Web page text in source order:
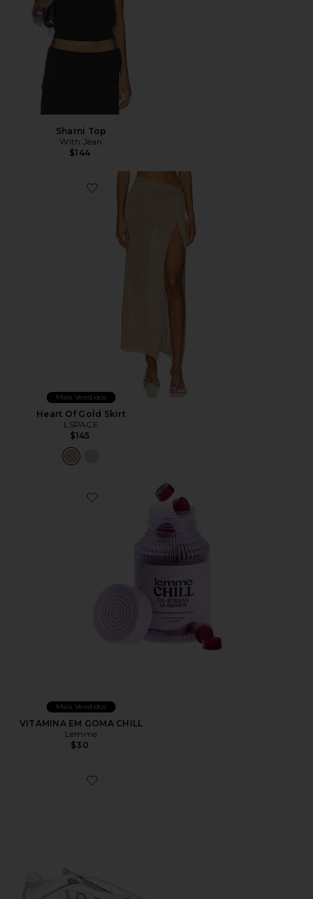
Sharni Top
With Jean
$144
Favorite Heart Of Gold Skirt
Mais Vendidos
Heart Of Gold Skirt
LSPACE
$145
Favorite VITAMINA EM GOMA CHILL
Mais Vendidos
VITAMINA EM GOMA CHILL
Lemme
$30
Favorite XT-Whisper Sneaker